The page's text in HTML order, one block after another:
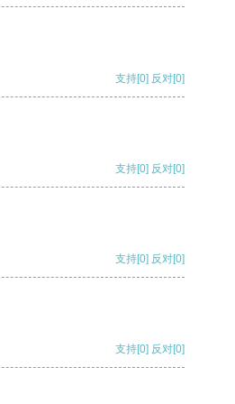
支持[0] 反对[0]
支持[0] 反对[0]
支持[0] 反对[0]
支持[0] 反对[0]